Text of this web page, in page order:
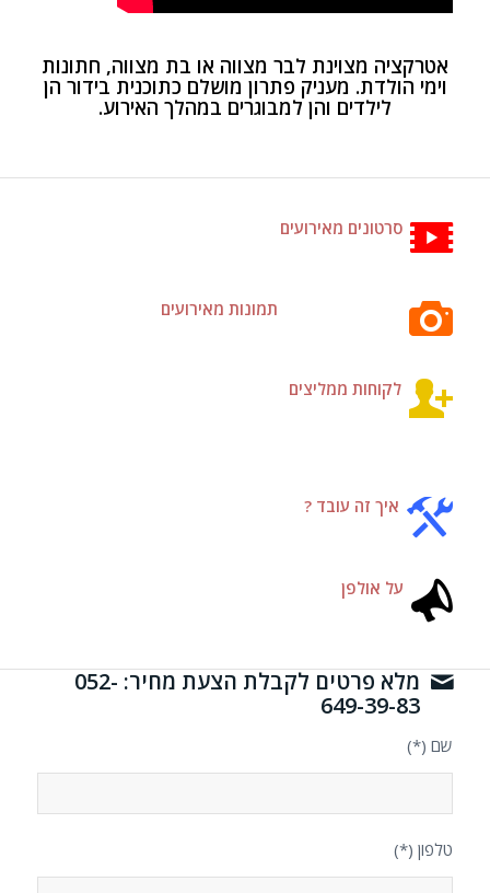
אטרקציה מצוינת לבר מצווה או בת מצווה, חתונות
וימי הולדת. מעניק פתרון מושלם כתוכנית בידור הן
לילדים והן למבוגרים במהלך האירוע.
סרטונים מאירועים
תמונות מאירועים
לקוחות ממליצים
איך זה עובד ?
על אולפן
מלא פרטים לקבלת הצעת מחיר: 052-
649-39-83
שם (*)
טלפון (*)